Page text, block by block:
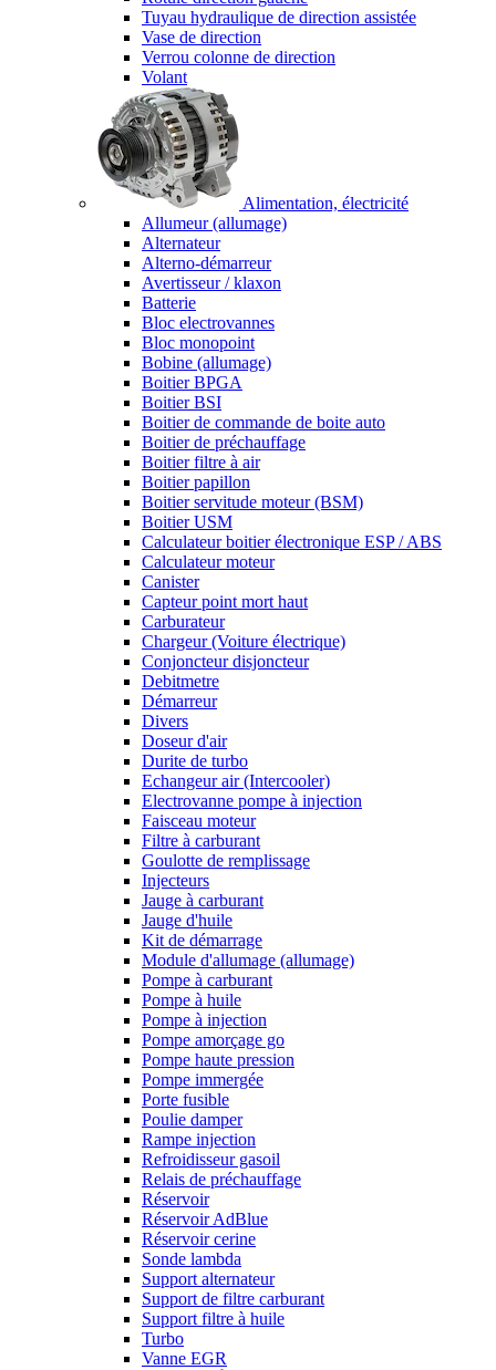
Tuyau hydraulique de direction assistée
Vase de direction
Verrou colonne de direction
Volant
Alimentation, électricité
Allumeur (allumage)
Alternateur
Alterno-démarreur
Avertisseur / klaxon
Batterie
Bloc electrovannes
Bloc monopoint
Bobine (allumage)
Boitier BPGA
Boitier BSI
Boitier de commande de boite auto
Boitier de préchauffage
Boitier filtre à air
Boitier papillon
Boitier servitude moteur (BSM)
Boitier USM
Calculateur boitier électronique ESP / ABS
Calculateur moteur
Canister
Capteur point mort haut
Carburateur
Chargeur (Voiture électrique)
Conjoncteur disjoncteur
Debitmetre
Démarreur
Divers
Doseur d'air
Durite de turbo
Echangeur air (Intercooler)
Electrovanne pompe à injection
Faisceau moteur
Filtre à carburant
Goulotte de remplissage
Injecteurs
Jauge à carburant
Jauge d'huile
Kit de démarrage
Module d'allumage (allumage)
Pompe à carburant
Pompe à huile
Pompe à injection
Pompe amorçage go
Pompe haute pression
Pompe immergée
Porte fusible
Poulie damper
Rampe injection
Refroidisseur gasoil
Relais de préchauffage
Réservoir
Réservoir AdBlue
Réservoir cerine
Sonde lambda
Support alternateur
Support de filtre carburant
Support filtre à huile
Turbo
Vanne EGR